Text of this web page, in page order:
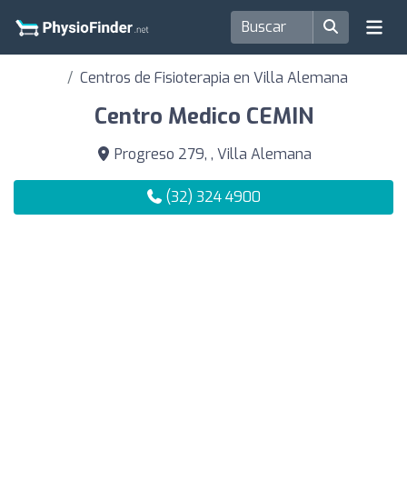
Centros de Fisioterapia en Villa Alemana
Centro Medico CEMIN
Progreso 279, , Villa Alemana
(32) 324 4900